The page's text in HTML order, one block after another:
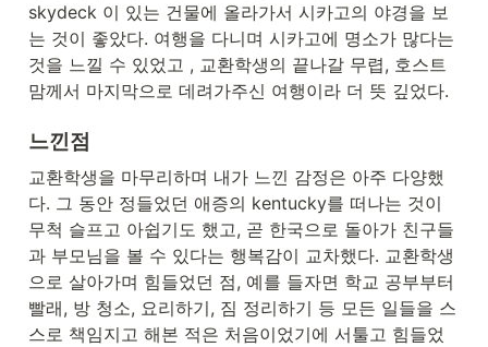
skydeck 이 있는 건물에 올라가서 시카고의 야경을 보
는 것이 좋았다. 여행을 다니며 시카고에 명소가 많다는
것을 느낄 수 있었고 , 교환학생의 끝나갈 무렵, 호스트
맘께서 마지막으로 데려가주신 여행이라 더 뜻 깊었다.
느낀점
교환학생을 마무리하며 내가 느낀 감정은 아주 다양했
다. 그 동안 정들었던 애증의 kentucky를 떠나는 것이
무척 슬프고 아쉽기도 했고, 곧 한국으로 돌아가 친구들
과 부모님을 볼 수 있다는 행복감이 교차했다. 교환학생
으로 살아가며 힘들었던 점, 예를 들자면 학교 공부부터
빨래, 방 청소, 요리하기, 짐 정리하기 등 모든 일들을 스
스로 책임지고 해본 적은 처음이었기에 서툴고 힘들었